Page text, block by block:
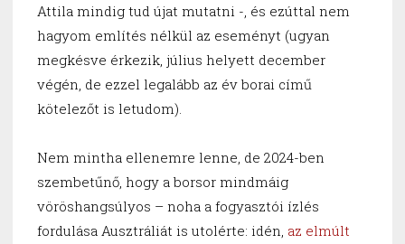
Attila mindig tud újat mutatni -, és ezúttal nem
hagyom említés nélkül az eseményt (ugyan
megkésve érkezik, július helyett december
végén, de ezzel legalább az év borai című
kötelezőt is letudom).
Nem mintha ellenemre lenne, de 2024-ben
szembetűnő, hogy a borsor mindmáig
vöröshangsúlyos – noha a fogyasztói ízlés
fordulása Ausztráliát is utolérte: idén, az elmúlt